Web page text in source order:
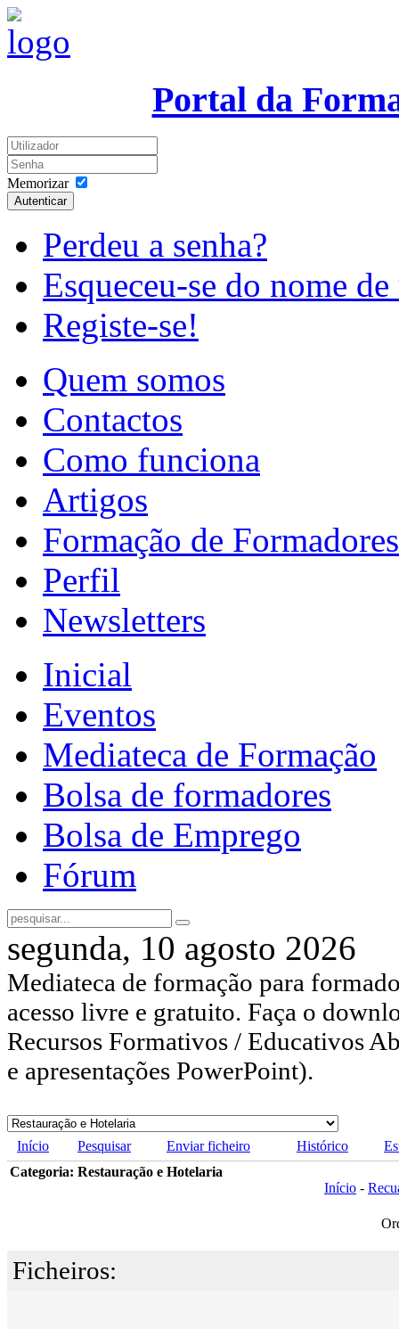
Portal da
Memorizar
Autenticar
Perdeu a senha?
Esqueceu-se do nome
Registe-se!
Quem somos
Contactos
Como funciona
Artigos
Formação de Formadores
Perfil
Newsletters
Inicial
Eventos
Mediateca de Formação
Bolsa de formadores
Bolsa de Emprego
Fórum
segunda, 10 agosto 2026
Mediateca de formação para
acesso livre e gratuito. Faça o
Recursos Formativos / Educativos
e apresentações PowerPoint).
Início Pesquisar Enviar ficheiro Histórico
Categoria: Restauração e Hotelaria
Início -
Ficheiros: